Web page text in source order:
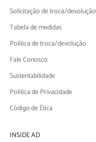
Solicitação de troca/devolução
Tabela de medidas
Política de troca/devolução
Fale Conosco
Sustentabilidade
Politica de Privacidade
Código de Ética
INSIDE AD